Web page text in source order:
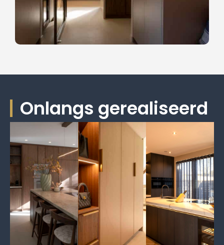
Onlangs gerealiseerd